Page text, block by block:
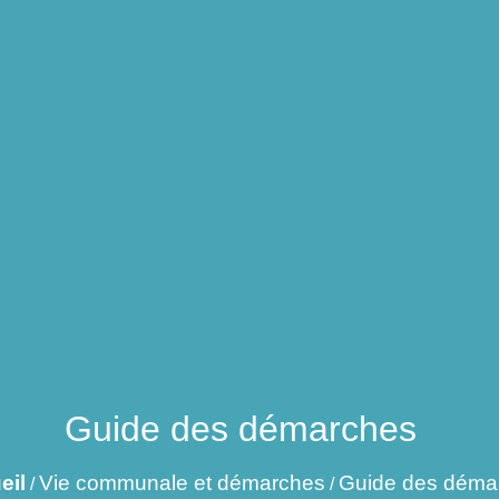
Guide des démarches
/Vie communale et démarches / Guide des